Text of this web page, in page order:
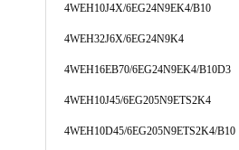
4WEH10J4X/6EG24N9EK4/B10
4WEH32J6X/6EG24N9K4
4WEH16EB70/6EG24N9EK4/B10D3
4WEH10J45/6EG205N9ETS2K4
4WEH10D45/6EG205N9ETS2K4/B10